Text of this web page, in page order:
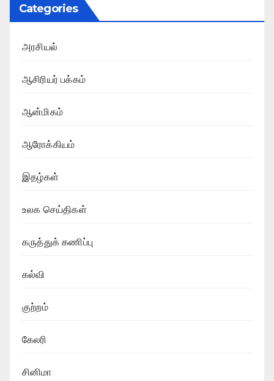
Categories
அரசியல்
ஆசிரியர் பக்கம்
ஆன்மிகம்
ஆரோக்கியம்
இதழ்கள்
உலக செய்திகள்
கருத்துக் கணிப்பு
கல்வி
குற்றம்
கேலரி
சினிமா